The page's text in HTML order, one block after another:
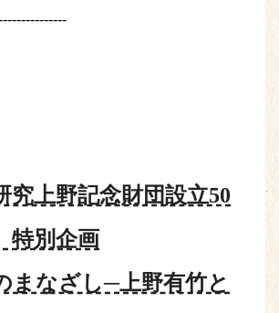
究上野記念財団設立50
別企画
まなざし─上野有竹と